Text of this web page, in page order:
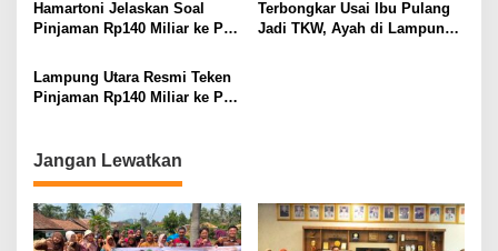
Hamartoni Jelaskan Soal
Pinjaman Rp140 Miliar ke PT
Perbaikan Jalan Butuh Waktu
Bertahun-tahun
Terbongkar Usai Ibu Pulang
Jadi TKW, Ayah di Lampung
Lampung Utara Resmi Teken
Pinjaman Rp140 Miliar ke PT
Jangan Lewatkan